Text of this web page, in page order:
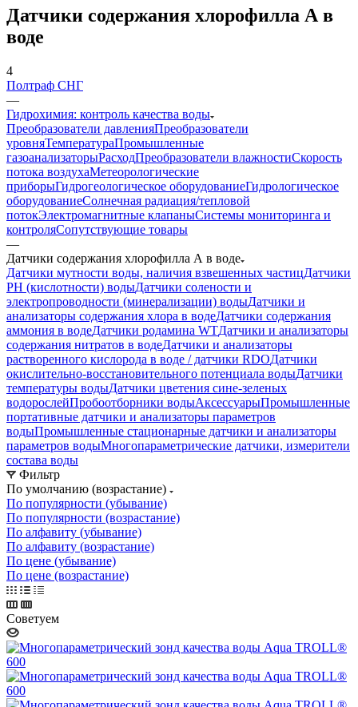
Датчики содержания хлорофилла А в
воде
4
Полтраф СНГ
—
Гидрохимия: контроль качества воды
Преобразователи давленияПреобразователи
уровняТемператураПромышленные
газоанализаторыРасходПреобразователи влажностиСкорость
потока воздухаМетеорологические
приборыГидрогеологическое оборудованиеГидрологическое
оборудованиеСолнечная радиация/тепловой
потокЭлектромагнитные клапаныСистемы мониторинга и
контроляСопутствующие товары
—
Датчики содержания хлорофилла А в воде
Датчики мутности воды, наличия взвешенных частицДатчики
PH (кислотности) водыДатчики солености и
электропроводности (минерализации) водыДатчики и
анализаторы содержания хлора в водеДатчики содержания
аммония в водеДатчики родамина WTДатчики и анализаторы
содержания нитратов в водеДатчики и анализаторы
растворенного кислорода в воде / датчики RDOДатчики
окислительно-восстановительного потенциала водыДатчики
температуры водыДатчики цветения сине-зеленых
водорослейПробоотборники водыАксессуарыПромышленные
портативные датчики и анализаторы параметров
водыПромышленные стационарные датчики и анализаторы
параметров водыМногопараметрические датчики, измерители
состава воды
Фильтр
По умолчанию (возрастание)
По популярности (убывание)
По популярности (возрастание)
По алфавиту (убывание)
По алфавиту (возрастание)
По цене (убывание)
По цене (возрастание)
Советуем